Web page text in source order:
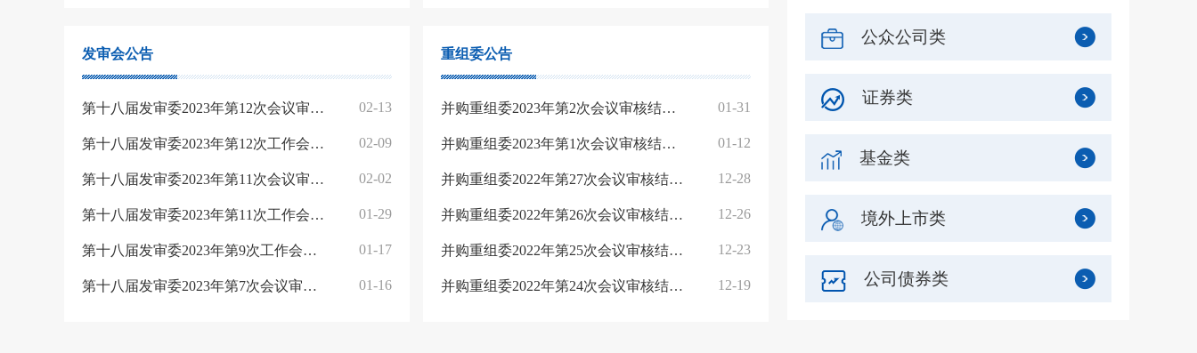
发审会公告
第十八届发审委2023年第12次会议审核结果公告 02-13
第十八届发审委2023年第12次工作会议公告 02-09
第十八届发审委2023年第11次会议审核结果公告 02-02
第十八届发审委2023年第11次工作会议公告 01-29
第十八届发审委2023年第9次工作会议公告的补充公告 01-17
第十八届发审委2023年第7次会议审核结果公告 01-16
重组委公告
并购重组委2023年第2次会议审核结果公告 01-31
并购重组委2023年第1次会议审核结果公告 01-12
并购重组委2022年第27次会议审核结果公告 12-28
并购重组委2022年第26次会议审核结果公告 12-26
并购重组委2022年第25次会议审核结果公告 12-23
并购重组委2022年第24次会议审核结果公告 12-19
公众公司类
证券类
基金类
境外上市类
公司债券类